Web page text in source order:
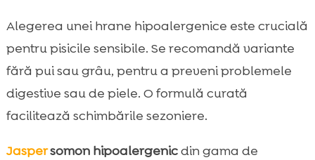
Alegerea unei hrane hipoalergenice este crucială
pentru pisicile sensibile. Se recomandă variante
fără pui sau grâu, pentru a preveni problemele
digestive sau de piele. O formulă curată
facilitează schimbările sezoniere.
Jaspersomon hipoalergenicdin gama de